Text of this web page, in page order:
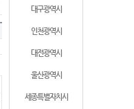
대구광역시
인천광역시
대전광역시
울산광역시
세종특별자치시